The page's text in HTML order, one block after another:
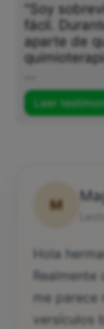
"Soy
fácil.
aparte de
Leer
M
Hola
me parece
versículos